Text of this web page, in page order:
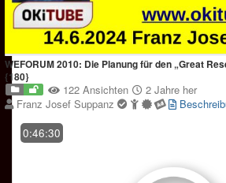
WEFORUM 2010: Die Planung für den „Great
{180}
122 Ansichten
2 Jahre her
Franz Josef Suppanz
0:46:30